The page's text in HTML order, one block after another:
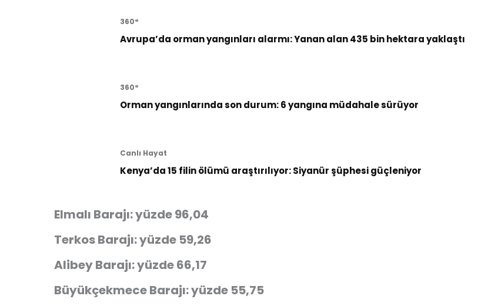
360°
Avrupa’da orman yangınları alarmı: Yanan alan 435 bin hektara yaklaştı
360°
Orman yangınlarında son durum: 6 yangına müdahale sürüyor
Canlı Hayat
Kenya’da 15 filin ölümü araştırılıyor: Siyanür şüphesi güçleniyor
Elmalı Barajı: yüzde 96,04
Terkos Barajı: yüzde 59,26
Alibey Barajı: yüzde 66,17
Büyükçekmece Barajı: yüzde 55,75